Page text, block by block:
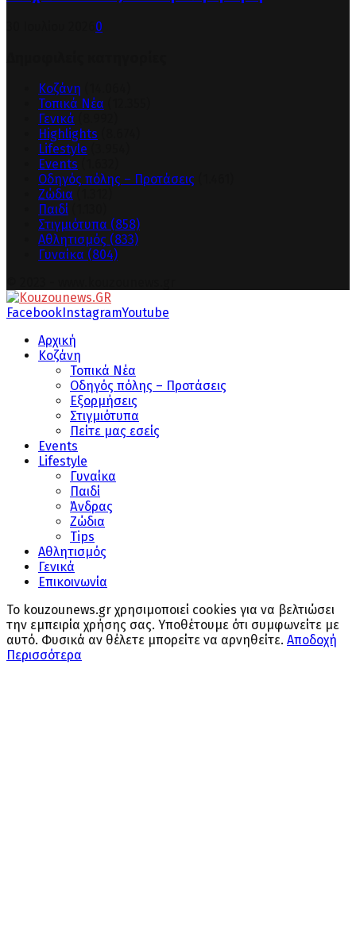
0
Κοζάνη
Τοπικά Νέα
Γενικά
Highlights
Lifestyle
Events
Οδηγός πόλης – Προτάσεις
Ζώδια
Παιδί
Στιγμιότυπα (858)
Αθλητισμός (833)
Γυναίκα (804)
Facebook InstagramYoutube
Αρχική
Κοζάνη
Τοπικά Νέα
Οδηγός πόλης – Προτάσεις
Εξορμήσεις
Στιγμιότυπα
Πείτε μας εσείς
Events
Lifestyle
Γυναίκα
Παιδί
Άνδρας
Ζώδια
Tips
Αθλητισμός
Γενικά
Επικοινωνία
Το kouzounews.gr χρησιμοποιεί cookies για να βελτιώσει
την εμπειρία χρήσης σας. Υποθέτουμε ότι συμφωνείτε με
αυτό. Φυσικά αν θέλετε μπορείτε να αρνηθείτε. Αποδοχή
Περισσότερα